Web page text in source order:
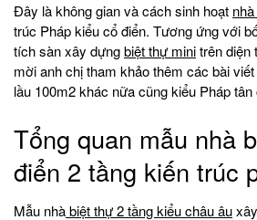
Đây là không gian và cách sinh hoạt
trúc Pháp kiểu cổ điển. Tương ứng với
tích sàn xây dựngbiệt thự minitrên diện
mời anh chị tham khảo thêm các bài
lầu 100m2 khác nữa cũng kiểu Pháp tân
Tổng quan mẫu nhà
điển 2 tầng kiến trúc
Mẫu nhàbiệt thự 2 tầng kiểu châu âu